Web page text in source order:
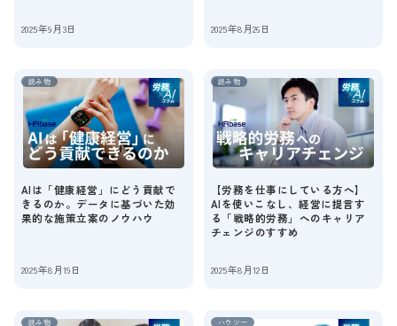
2025年9月3日 2025年8月26日
読み物
AIは「健康経営」にどう貢献で
きるのか。データに基づいた効
果的な施策立案のノウハウ
2025年8月19日
読み物
【労務を仕事にしている方へ】
AIを使いこなし、経営に提言す
る「戦略的労務」へのキャリア
チェンジのすすめ
2025年8月12日
読み物 ハウツー